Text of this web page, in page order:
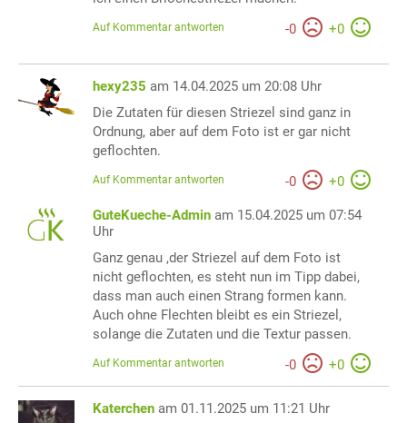
-0 +0
Auf Kommentar antworten
hexy235 am 14.04.2025 um 20:08 Uhr
Die Zutaten für diesen Striezel sind ganz in
Ordnung, aber auf dem Foto ist er gar nicht
geflochten.
-0 +0
Auf Kommentar antworten
GuteKueche-Admin am 15.04.2025 um 07:54
Uhr
Ganz genau ,der Striezel auf dem Foto ist
nicht geflochten, es steht nun im Tipp dabei,
dass man auch einen Strang formen kann.
Auch ohne Flechten bleibt es ein Striezel,
solange die Zutaten und die Textur passen.
-0 +0
Auf Kommentar antworten
Katerchen am 01.11.2025 um 11:21 Uhr